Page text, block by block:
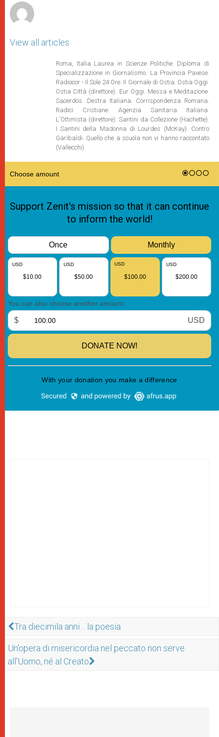
View all articles
Roma, Italia Laurea in Scienze Politiche. Diploma di
Specializzazione in Giornalismo. La Provincia Pavese.
Radiocor - Il Sole 24 Ore. Il Giornale di Ostia. Ostia Oggi.
Ostia Città (direttore). Eur Oggi. Messa e Meditazione.
Sacerdos. Destra Italiana. Corrispondenza Romana.
Radici Cristiane. Agenzia Sanitaria Italiana.
L'Ottimista (direttore). Santini da Collezione (Hachette).
I Santini della Madonna di Lourdes (McKay). Contro
Garibaldi. Quello che a scuola non vi hanno raccontato
(Vallecchi).
Tra diecimila anni… la poesia
Un’opera di misericordia nel peccato non serve
all’Uomo, né al Creato